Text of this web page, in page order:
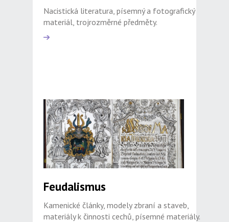
Nacistická literatura, písemný a fotografický
materiál, trojrozměrné předměty.
Feudalismus
Kamenické články, modely zbraní a staveb,
materiály k činnosti cechů, písemné materiály.